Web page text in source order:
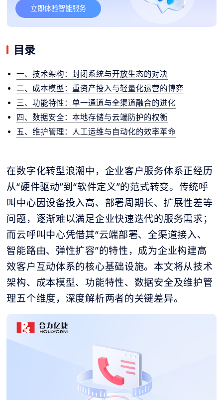
立即体验智能服务
目录
一、技术架构：封闭系统与开放生态的对决
二、成本模型：重资产投入与轻量化运营的博弈
三、功能特性：单一通道与全渠道融合的进化
四、数据安全：本地存储与云端防护的权衡
五、维护管理：人工运维与自动化的效率革命
在数字化转型浪潮中，企业客户服务体系正经历
从“硬件驱动”到“软件定义”的范式转变。传统呼
叫中心因设备投入高、部署周期长、扩展性差等
问题，逐渐难以满足企业快速迭代的服务需求；
而云呼叫中心凭借其“云端部署、全渠道接入、
智能路由、弹性扩容”的特性，成为企业构建高
效客户互动体系的核心基础设施。本文将从技术
架构、成本模型、功能特性、数据安全及维护管
理五个维度，深度解析两者的关键差异。